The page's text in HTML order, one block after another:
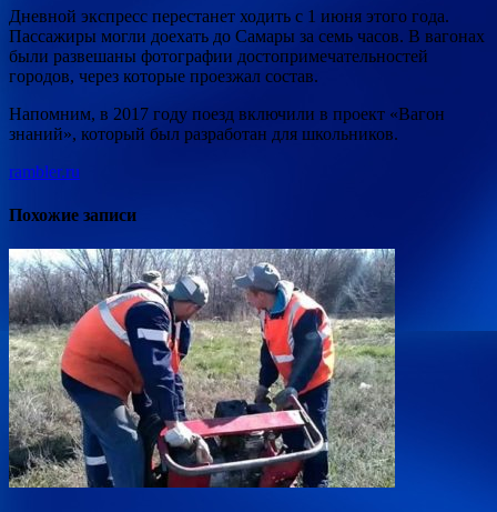
Дневной экспресс перестанет ходить с 1 июня этого года.
Пассажиры могли доехать до Самары за семь часов. В вагонах
были развешаны фотографии достопримечательностей
городов, через которые проезжал состав.
Напомним, в 2017 году поезд включили в проект «Вагон
знаний», который был разработан для школьников.
rambler.ru
Похожие записи